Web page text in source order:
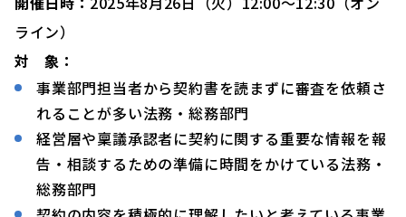
ライン）
対 象：
事業部門担当者から契約書を読まずに審査を依頼さ
れることが多い法務・総務部門
経営層や稟議承認者に契約に関する重要な情報を報
告・相談するための準備に時間をかけている法務・
総務部門